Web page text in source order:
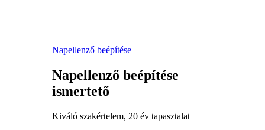
Napellenző beépítése
Napellenző beépítése
ismertető
Kiváló szakértelem, 20 év tapasztalat